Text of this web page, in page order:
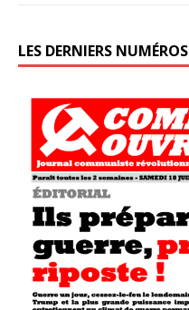
LES DERNIERS NUMÉROS